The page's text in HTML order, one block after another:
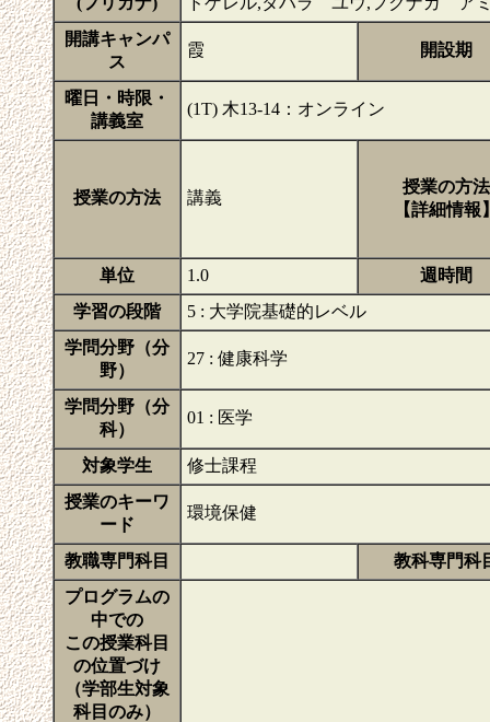
開講キャンパ
ス
霞 開設期
曜日・時限・
講義室
(1T) 木13-14：オンライン
授業の方法 講義
授業の方法
【詳細情報
単位 1.0
週時間
学習の段階
5 : 大学院基礎的レベル
学問分野（分
野）
27 : 健康科学
学問分野（分
科）
01 : 医学
対象学生
修士課程
授業のキーワ
ード
環境保健
教職専門科目
教科専門科
プログラムの
中での
この授業科目
の位置づけ
（学部生対象
科目のみ）